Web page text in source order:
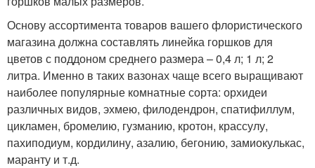
Основу ассортимента товаров вашего флористического
магазина должна составлять линейка горшков для
цветов с поддоном среднего размера – 0,4 л; 1 л; 2
литра. Именно в таких вазонах чаще всего выращивают
наиболее популярные комнатные сорта: орхидеи
различных видов, эхмею, филодендрон, спатифиллум,
цикламен, бромелию, гузманию, кротон, крассулу,
пахиподиум, кордилину, азалию, бегонию, замиокулькас,
маранту и т.д.